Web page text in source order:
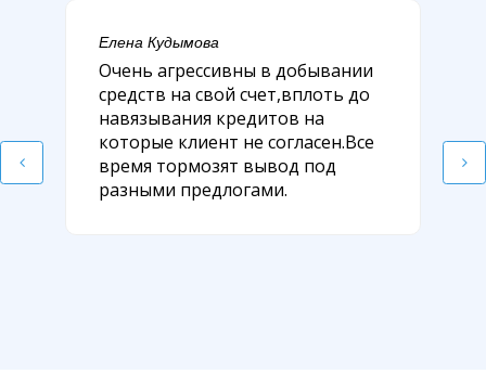
Елена Кудымова
Очень агрессивны в добывании
средств на свой счет,вплоть до
навязывания кредитов на
которые клиент не согласен.Все
время тормозят вывод под
разными предлогами.